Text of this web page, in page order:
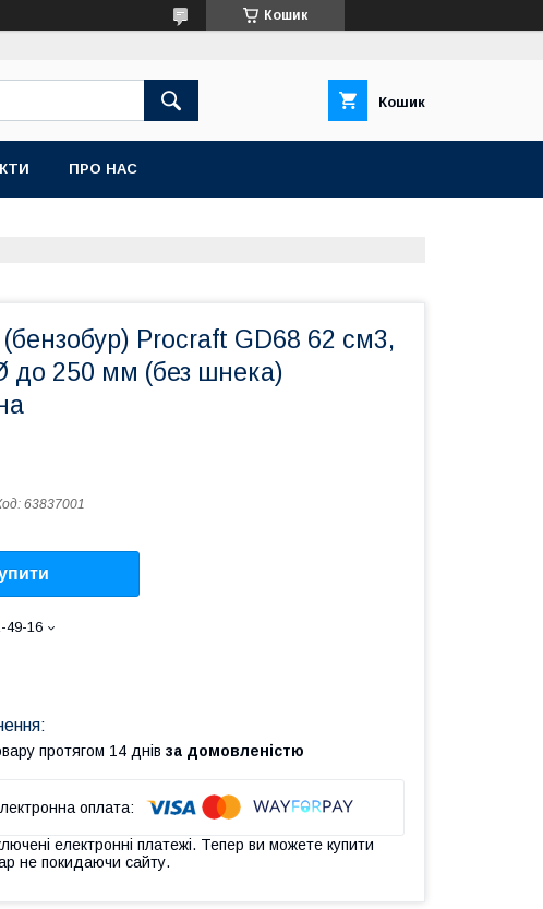
Кошик
Кошик
ПРО НАС
Procraft GD68 62 см3,
до 250 мм (без шнека)
63837001
49-16
протягом 14 днів за домовленістю
електронні платежі. Тепер ви можете купити
не покидаючи сайту.